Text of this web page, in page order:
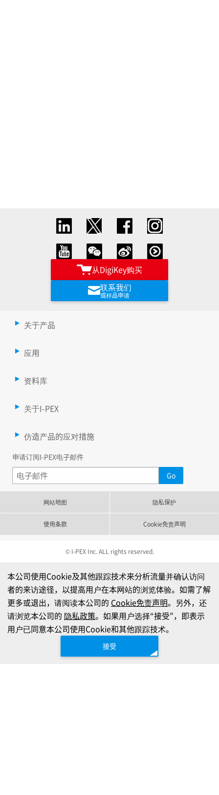
从DigiKey购买
联系我们
或样品申请
关于产品
应用
资料库
关于I-PEX
仿造产品的应对措施
申请订阅I-PEX电子邮件
网站地图 隐私保护
使用条款 Cookie免责声明
© I-PEX Inc. ALL rights reserved.
本公司使用Cookie及其他跟踪技术来分析流量并确认访问
者的来访途径，以提高用户在本网站的浏览体验。如需了解
更多或退出，请阅读本公司的 Cookie免责声明。另外，还
请浏览本公司的 隐私政策。如果用户选择“接受”，即表示
用户已同意本公司使用Cookie和其他跟踪技术。
接受